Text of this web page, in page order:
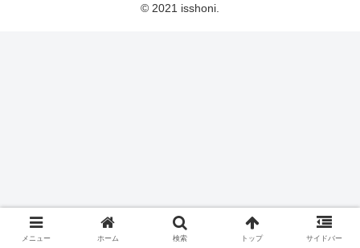
© 2021 isshoni.
メニュー ホーム 検索 トップ サイドバー